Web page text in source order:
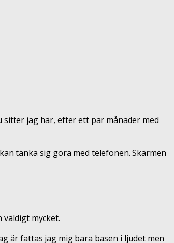
sitter jag här, efter ett par månader med
tänka sig göra med telefonen. Skärmen
mycket.
är fattas jag mig bara basen i ljudet men